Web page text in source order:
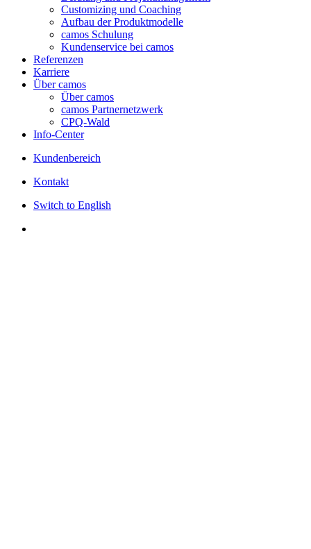
Customizing und Coaching
Aufbau der Produktmodelle
camos Schulung
Kundenservice bei camos
Referenzen
Karriere
Über camos
Über camos
camos Partnernetzwerk
CPQ-Wald
Info-Center
Kundenbereich
Kontakt
Switch to English